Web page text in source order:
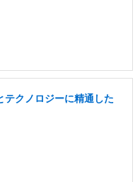
クノロジーに精通した